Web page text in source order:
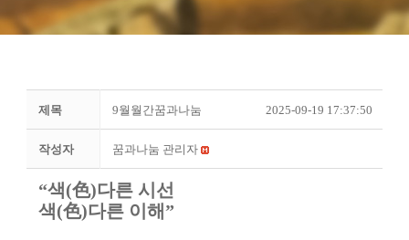
제목 9월월간꿈과나눔 2025-09-19 17:37:50
작성자 꿈과나눔 관리자
“색(色)다른 시선
색(色)다른 이해”